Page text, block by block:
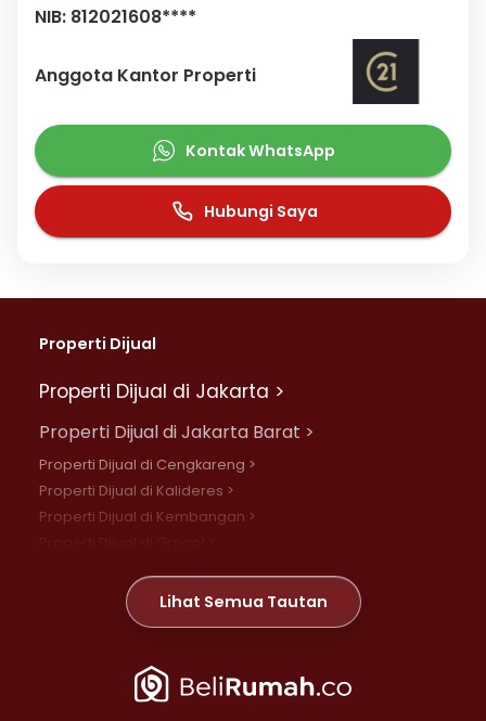
NIB: 812021608****
Anggota Kantor Properti
Kontak WhatsApp
Hubungi Saya
Properti Dijual
Properti Dijual di Jakarta >
Properti Dijual di Jakarta Barat >
Properti Dijual di Cengkareng >
Properti Dijual di Kalideres >
Properti Dijual di Kembangan >
Properti Dijual di Meruya >
Properti Dijual di Jelambar >
Properti Dijual di Jakarta Pusat >
Lihat Semua Tautan